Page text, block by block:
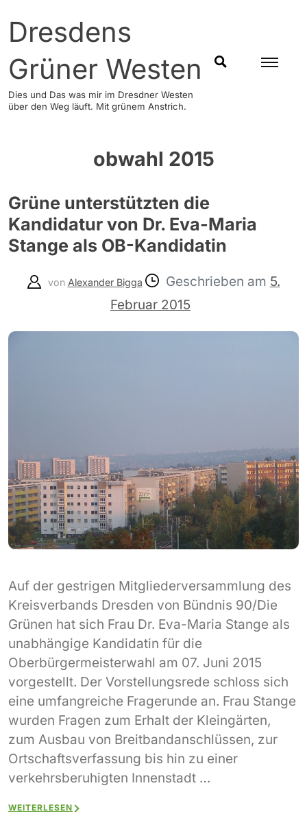
content
Dresdens
Grüner Westen
Dies und Das was mir im Dresdner Westen
über den Weg läuft. Mit grünem Anstrich.
SUCHEN
obwahl 2015
Grüne unterstützten die
Kandidatur von Dr. Eva-Maria
Stange als OB-Kandidatin
von Alexander Bigga Geschrieben am 5.
Februar 2015
Auf der gestrigen Mitgliederversammlung des
Kreisverbands Dresden von Bündnis 90/Die
Grünen hat sich Frau Dr. Eva-Maria Stange als
unabhängige Kandidatin für die
Oberbürgermeisterwahl am 07. Juni 2015
vorgestellt. Der Vorstellungsrede schloss sich
eine umfangreiche Fragerunde an. Frau Stange
wurden Fragen zum Erhalt der Kleingärten,
zum Ausbau von Breitbandanschlüssen, zur
Ortschaftsverfassung bis hin zu einer
verkehrsberuhigten Innenstadt …
WEITERLESEN